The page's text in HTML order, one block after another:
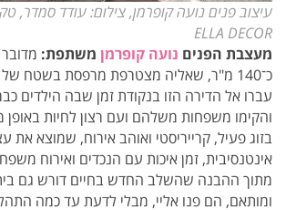
עיצוב פנים נועה קופרמן, צילום: עודד סמדר,
ELLA DECOR
מעצבת הפנים נועה קופרמן משתפת:
עברו אל הדירה הזו בנקודת זמן שבה הילדים
והקימו משפחות משלהם ועם רצון לחיות באופן
בזוג פעיל, קרייריסטי ואוהב אירוח, שמוצא את
אינטנסיבית, זמן איכות עם הנכדים ואירוח
מתוך ההבנה שהשלב החדש בחיים דורש גם
ומותאם, הם פנו אליי, מבלי לדעת עד כמה